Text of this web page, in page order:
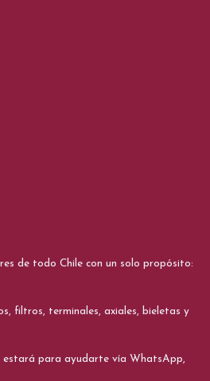
de todo Chile con un solo propósito:
filtros, terminales, axiales, bieletas y
estará para ayudarte vía WhatsApp,